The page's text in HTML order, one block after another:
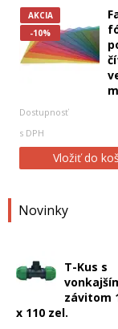
AKCIA
-10%
Dostupnosť
s DPH
Vložiť do
Novinky
T-Kus s
závitom
x 110 zel.